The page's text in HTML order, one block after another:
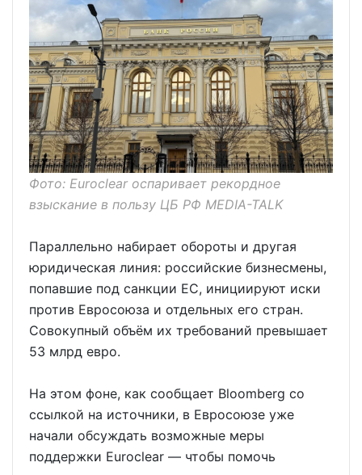
Фото: Euroclear оспаривает рекордное
взыскание в пользу ЦБ РФ MEDIA-TALK
Параллельно набирает обороты и другая
юридическая линия: российские бизнесмены,
попавшие под санкции ЕС, инициируют иски
против Евросоюза и отдельных его стран.
Совокупный объём их требований превышает
53 млрд евро.
На этом фоне, как сообщает Bloomberg со
ссылкой на источники, в Евросоюзе уже
начали обсуждать возможные меры
поддержки Euroclear — чтобы помочь